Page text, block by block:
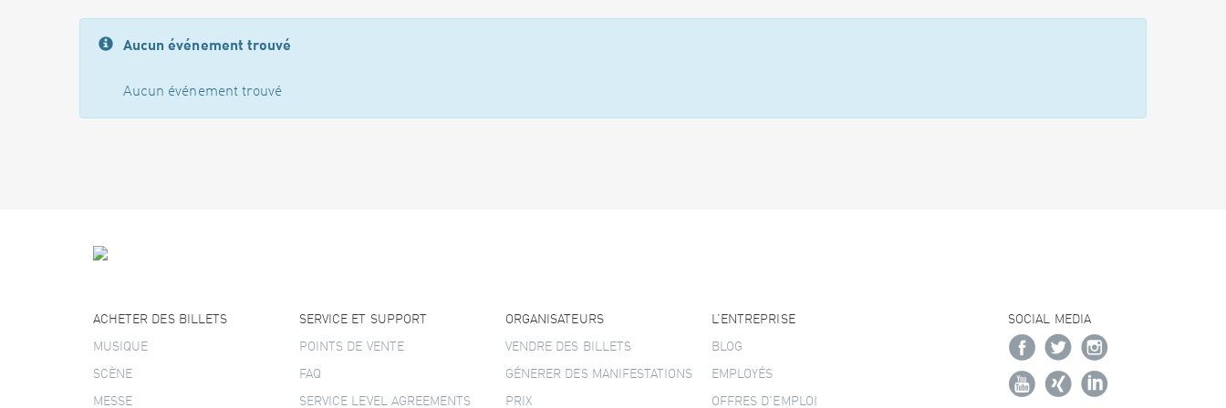
Aucun événement trouvé
Aucun événement trouvé
ACHETER DES BILLETS
MUSIQUE
SCÈNE
MESSE
SERVICE ET SUPPORT
POINTS DE VENTE
FAQ
SERVICE LEVEL AGREEMENTS
ORGANISATEURS
VENDRE DES BILLETS
GÉNERER DES MANIFESTATIONS
PRIX
L’ENTREPRISE
BLOG
EMPLOYÉS
OFFRES D’EMPLOI
SOCIAL MEDIA